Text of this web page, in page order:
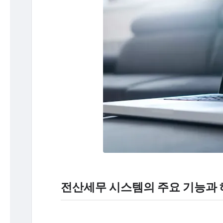
전산세무 시스템의 주요 기능과